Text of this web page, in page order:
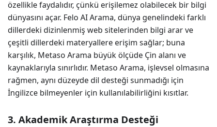
özellikle faydalıdır, çünkü erişilemez olabilecek bir bilgi
dünyasını açar. Felo AI Arama, dünya genelindeki farklı
dillerdeki dizinlenmiş web sitelerinden bilgi arar ve
çeşitli dillerdeki materyallere erişim sağlar; buna
karşılık, Metaso Arama büyük ölçüde Çin alanı ve
kaynaklarıyla sınırlıdır. Metaso Arama, işlevsel olmasına
rağmen, aynı düzeyde dil desteği sunmadığı için
İngilizce bilmeyenler için kullanılabilirliğini kısıtlar.
3. Akademik Araştırma Desteği